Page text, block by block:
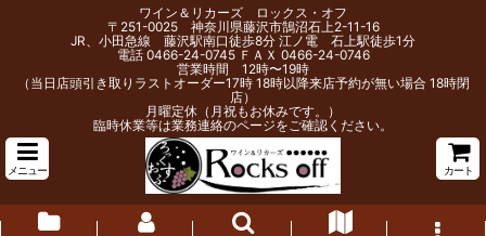
ワイン＆リカーズ ロックス・オフ
〒251-0025 神奈川県藤沢市鵠沼石上2-11-16
JR、小田急線 藤沢駅南口徒歩8分 江ノ電 石上駅徒歩1分
電話 0466-24-0745 ＦＡＸ 0466-24-0746
営業時間 12時〜19時
（当日店頭引き取りラストオーダー17時 18時以降来店予約が無い場合 18時閉
店）
月曜定休（月祝もお休みです。）
臨時休業等は業務連絡のページをご確認ください。
メニュー カート